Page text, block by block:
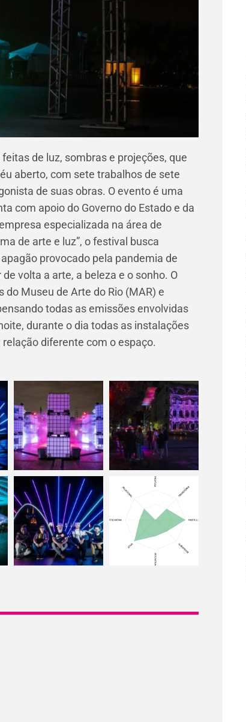
de luz, sombras e projeções, que
aberto, com sete trabalhos de sete
de suas obras. O evento é uma
com apoio do Governo do Estado e da
especializada na área de
de arte e luz”, o festival busca
provocado pela pandemia de
volta a arte, a beleza e o sonho. O
Museu de Arte do Rio (MAR) e
todas as emissões envolvidas
durante o dia todas as instalações
diferente com o espaço.